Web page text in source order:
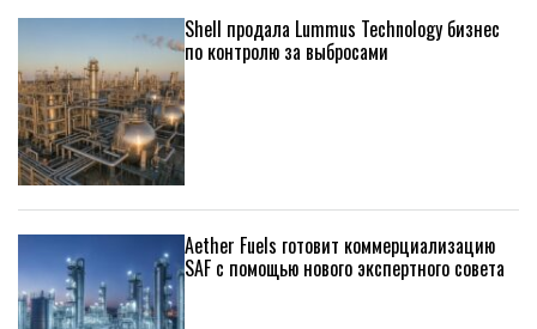
Shell продала Lummus Technology бизнес
по контролю за выбросами
Aether Fuels готовит коммерциализацию
SAF с помощью нового экспертного совета